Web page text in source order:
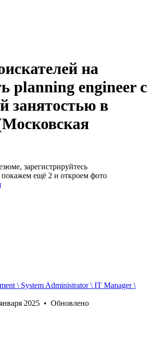
на
planning engineer с
занятостью в
зарегистрируйтесь
ещё 2 и откроем фото
\ System Administrator \ IT Manager \
2025 • Обновлено